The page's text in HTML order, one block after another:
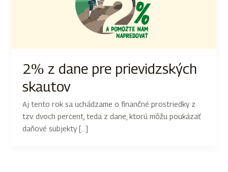
2% z dane pre prievidzských
skautov
Aj tento rok sa uchádzame o finančné prostriedky z
tzv. dvoch percent, teda z dane, ktorú môžu poukázať
daňové subjekty […]